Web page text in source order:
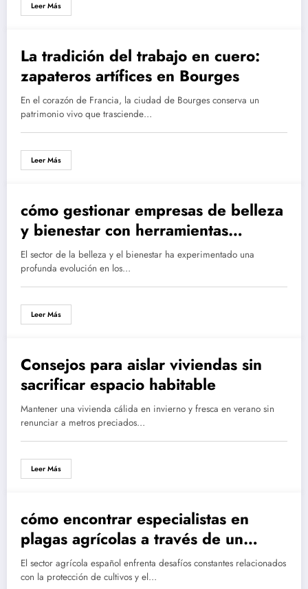
Leer Más
La tradición del trabajo en cuero:
zapateros artífices en Bourges
En el corazón de Francia, la ciudad de Bourges conserva un
patrimonio vivo que trasciende…
Leer Más
cómo gestionar empresas de belleza
y bienestar con herramientas
digitales innovadoras
El sector de la belleza y el bienestar ha experimentado una
profunda evolución en los…
Leer Más
Consejos para aislar viviendas sin
sacrificar espacio habitable
Mantener una vivienda cálida en invierno y fresca en verano sin
renunciar a metros preciados…
Leer Más
cómo encontrar especialistas en
plagas agrícolas a través de un
directorio en línea en españa
El sector agrícola español enfrenta desafíos constantes relacionados
con la protección de cultivos y el…